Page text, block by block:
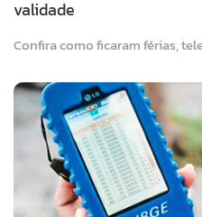
validade
Confira como ficaram férias,